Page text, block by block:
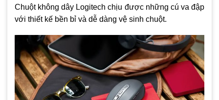
Chuột không dây Logitech chịu được những cú va đập
với thiết kế bền bỉ và dễ dàng vệ sinh chuột.